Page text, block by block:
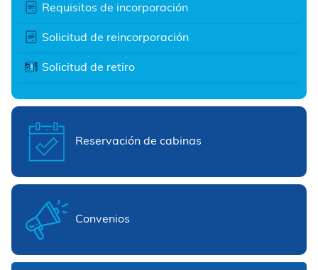
Requisitos de incorporación
Solicitud de reincorporación
Solicitud de retiro
Reservación de cabinas
Convenios